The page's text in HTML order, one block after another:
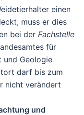
einen
muss er dies
bei der Fachstelle
für
und Geologie
darf bis zum
nicht verändert
und